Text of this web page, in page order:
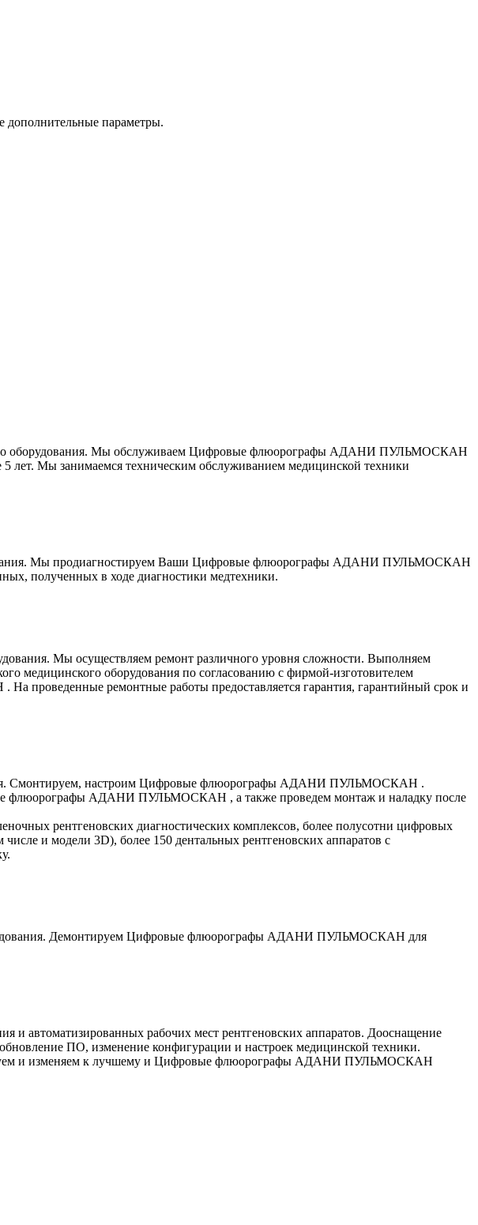
параметры.
оборудования. Мы обслуживаем Цифровые флюорографы АДАНИ ПУЛЬМОСКАН
лет. Мы занимаемся техническим обслуживанием медицинской техники
Мы продиагностируем Ваши Цифровые флюорографы АДАНИ ПУЛЬМОСКАН
полученных в ходе диагностики медтехники.
Мы осуществляем ремонт различного уровня сложности. Выполняем
медицинского оборудования по согласованию с фирмой-изготовителем
ремонтные работы предоставляется гарантия, гарантийный срок и
Смонтируем, настроим Цифровые флюорографы АДАНИ ПУЛЬМОСКАН .
флюорографы АДАНИ ПУЛЬМОСКАН , а также проведем монтаж и наладку после
рентгеновских диагностических комплексов, более полусотни цифровых
и модели 3D), более 150 дентальных рентгеновских аппаратов с
Демонтируем Цифровые флюорографы АДАНИ ПУЛЬМОСКАН для
и автоматизированных рабочих мест рентгеновских аппаратов. Дооснащение
ПО, изменение конфигурации и настроек медицинской техники.
и изменяем к лучшему и Цифровые флюорографы АДАНИ ПУЛЬМОСКАН